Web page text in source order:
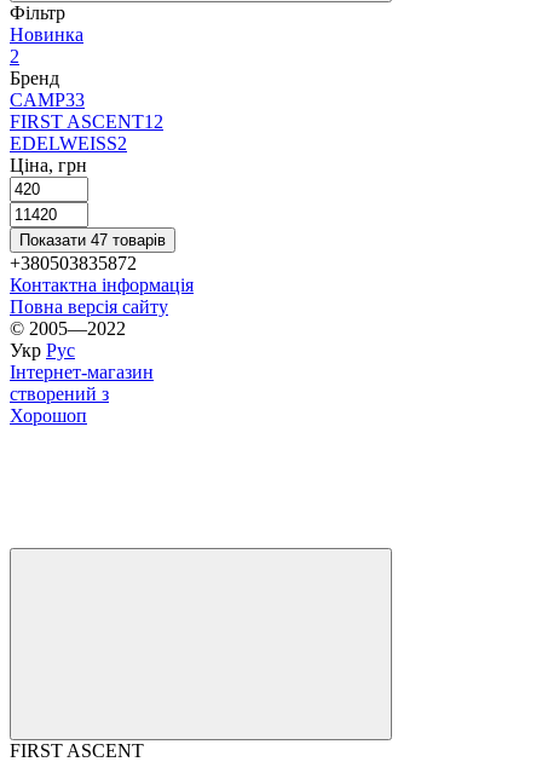
Фільтр
Новинка
2
Бренд
CAMP33
FIRST ASCENT12
EDELWEISS2
Ціна, грн
Показати 47 товарів
+380503835872
Контактна інформація
Повна версія сайту
© 2005—2022
Укр Рус
Інтернет-магазин
створений з
Хорошоп
FIRST ASCENT